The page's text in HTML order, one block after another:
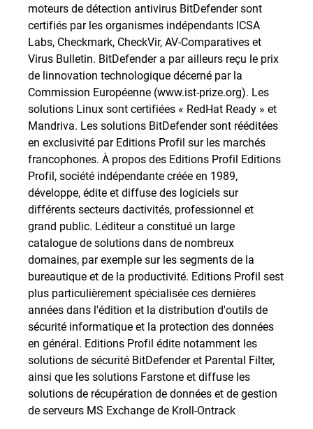
moteurs de détection antivirus BitDefender sont
certifiés par les organismes indépendants ICSA
Labs, Checkmark, CheckVir, AV-Comparatives et
Virus Bulletin. BitDefender a par ailleurs reçu le prix
de linnovation technologique décerné par la
Commission Européenne (www.ist-prize.org). Les
solutions Linux sont certifiées « RedHat Ready » et
Mandriva. Les solutions BitDefender sont rééditées
en exclusivité par Editions Profil sur les marchés
francophones. À propos des Editions Profil Editions
Profil, société indépendante créée en 1989,
développe, édite et diffuse des logiciels sur
différents secteurs dactivités, professionnel et
grand public. Léditeur a constitué un large
catalogue de solutions dans de nombreux
domaines, par exemple sur les segments de la
bureautique et de la productivité. Editions Profil sest
plus particulièrement spécialisée ces dernières
années dans l'édition et la distribution d'outils de
sécurité informatique et la protection des données
en général. Editions Profil édite notamment les
solutions de sécurité BitDefender et Parental Filter,
ainsi que les solutions Farstone et diffuse les
solutions de récupération de données et de gestion
de serveurs MS Exchange de Kroll-Ontrack